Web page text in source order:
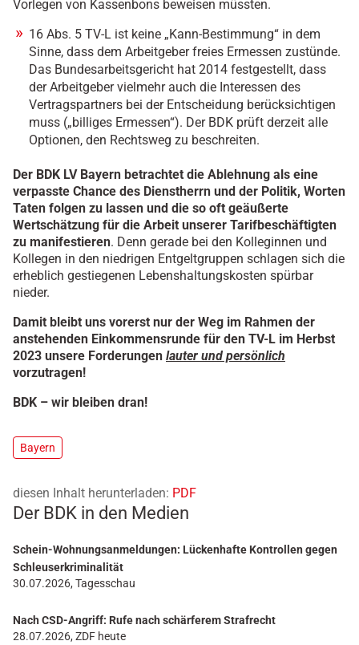
Vorlegen von Kassenbons beweisen müssten.
16 Abs. 5 TV-L ist keine „Kann-Bestimmung“ in dem
Sinne, dass dem Arbeitgeber freies Ermessen zustünde.
Das Bundesarbeitsgericht hat 2014 festgestellt, dass
der Arbeitgeber vielmehr auch die Interessen des
Vertragspartners bei der Entscheidung berücksichtigen
muss („billiges Ermessen“). Der BDK prüft derzeit alle
Optionen, den Rechtsweg zu beschreiten.
Der BDK LV Bayern betrachtet die Ablehnung als eine
verpasste Chance des Dienstherrn und der Politik, Worten
Taten folgen zu lassen und die so oft geäußerte
Wertschätzung für die Arbeit unserer Tarifbeschäftigten
zu manifestieren. Denn gerade bei den Kolleginnen und
Kollegen in den niedrigen Entgeltgruppen schlagen sich die
erheblich gestiegenen Lebenshaltungskosten spürbar
nieder.
Damit bleibt uns vorerst nur der Weg im Rahmen der
anstehenden Einkommensrunde für den TV-L im Herbst
2023 unsere Forderungen lauter und persönlich
vorzutragen!
BDK – wir bleiben dran!
Bayern
diesen Inhalt herunterladen: PDF
Der BDK in den Medien
Schein-Wohnungsanmeldungen: Lückenhafte Kontrollen gegen
Schleuserkriminalität
30.07.2026, Tagesschau
Nach CSD-Angriff: Rufe nach schärferem Strafrecht
28.07.2026, ZDF heute